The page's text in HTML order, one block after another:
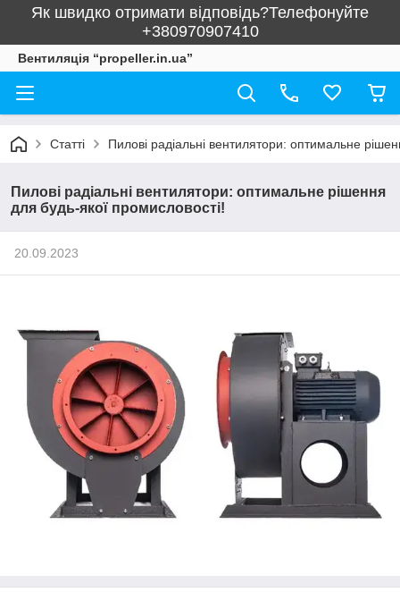
Як швидко отримати відповідь?Телефонуйте
+380970907410
Вентиляція “propeller.in.ua”
Статті Пилові радіальні вентилятори: оптимальне
Пилові радіальні вентилятори: оптимальне рішення
для будь-якої промисловості!
20.09.2023